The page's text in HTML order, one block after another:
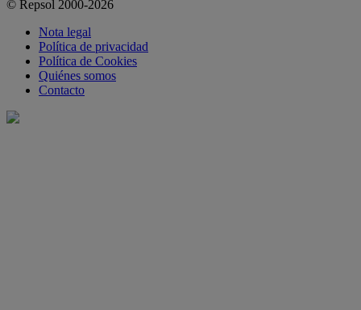
© Repsol 2000-2026
Nota legal
Política de privacidad
Política de Cookies
Quiénes somos
Contacto